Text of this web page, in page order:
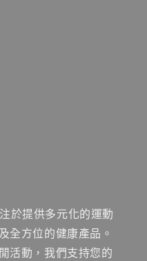
於提供多元化的運動
全方位的健康產品。
活動，我們支持您的